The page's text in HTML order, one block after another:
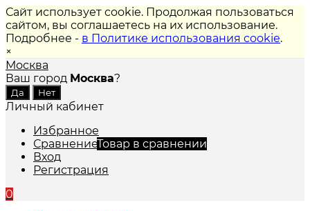
Сайт использует cookie. Продолжая пользоваться
сайтом, вы соглашаетесь на их использование.
Подробнее - в Политике использования cookie.
×
Москва
Ваш город Москва?
Личный кабинет
Избранное
СравнениеТовар в сравнении
Вход
Регистрация
0